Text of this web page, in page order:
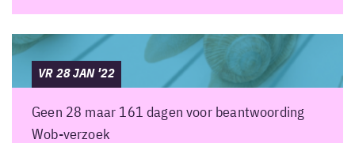
VR 28 JAN '22
Geen 28 maar 161 dagen voor beantwoording
Wob-verzoek